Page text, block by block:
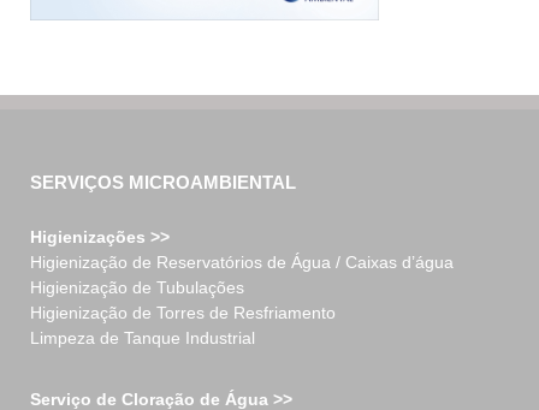
SERVIÇOS MICROAMBIENTAL
Higienizações >>
Higienização de Reservatórios de Água / Caixas d’água
Higienização de Tubulações
Higienização de Torres de Resfriamento
Limpeza de Tanque Industrial
Serviço de Cloração de Água >>